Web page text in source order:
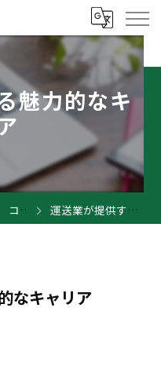
魅力的なキ
コラム 運送業が提供する魅力的なキャリア
なキャリア